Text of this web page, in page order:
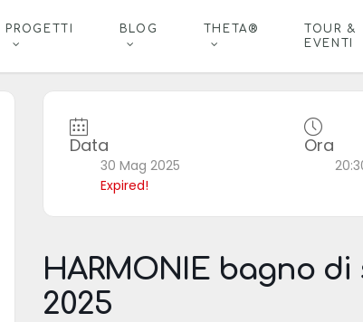
PROGETTI BLOG THETA®
TOUR &
EVENTI
Data
30 Mag 2025
Expired!
Ora
HARMONIE bagno
2025